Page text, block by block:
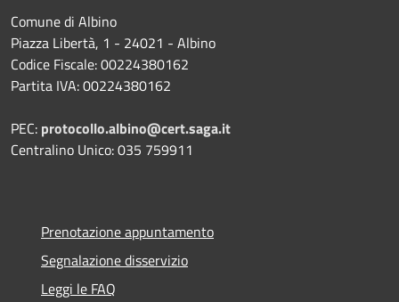
Comune di Albino
Piazza Libertà, 1 - 24021 - Albino
Codice Fiscale: 00224380162
Partita IVA: 00224380162
PEC: protocollo.albino@cert.saga.it
Centralino Unico: 035 759911
Prenotazione appuntamento
Segnalazione disservizio
Leggi le FAQ